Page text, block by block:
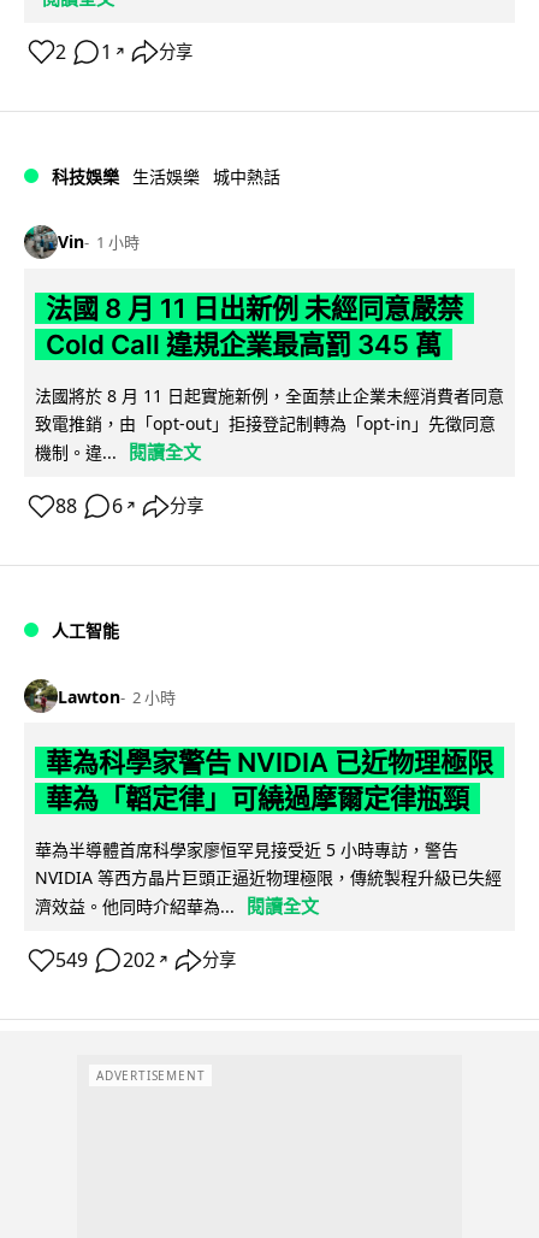
2 1 ↗ 分享
科技娛樂 生活娛樂 城中熱話
Vin 1 小時
法國 8 月 11 日出新例 未經同意嚴禁
Cold Call 違規企業最高罰 345 萬
法國將於 8 月 11 日起實施新例，全面禁止企業未經消費者同意
致電推銷，由「opt-out」拒接登記制轉為「opt-in」先徵同意
機制。違...
閱讀全文
88 6 ↗ 分享
人工智能
Lawton 2 小時
華為科學家警告 NVIDIA 已近物理極限
華為「韜定律」可繞過摩爾定律瓶頸
華為半導體首席科學家廖恒罕見接受近 5 小時專訪，警告
NVIDIA 等西方晶片巨頭正逼近物理極限，傳統製程升級已失經
濟效益。他同時介紹華為...
閱讀全文
549 202 ↗ 分享
ADVERTISEMENT